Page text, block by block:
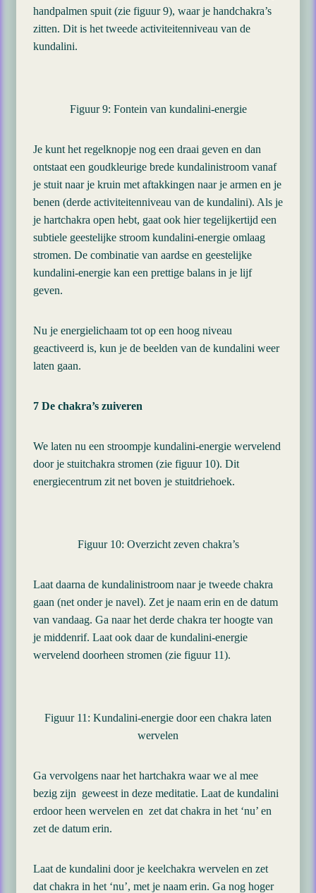
handpalmen spuit (zie figuur 9), waar je handchakra’s
zitten. Dit is het tweede activiteitenniveau van de
kundalini.
Figuur 9: Fontein van kundalini-energie
Je kunt het regelknopje nog een draai geven en dan
ontstaat een goudkleurige brede kundalinistroom vanaf
je stuit naar je kruin met aftakkingen naar je armen en je
benen (derde activiteitenniveau van de kundalini). Als je
je hartchakra open hebt, gaat ook hier tegelijkertijd een
subtiele geestelijke stroom kundalini-energie omlaag
stromen. De combinatie van aardse en geestelijke
kundalini-energie kan een prettige balans in je lijf
geven.
Nu je energielichaam tot op een hoog niveau
geactiveerd is, kun je de beelden van de kundalini weer
laten gaan.
7 De chakra’s zuiveren
We laten nu een stroompje kundalini-energie wervelend
door je stuitchakra stromen (zie figuur 10). Dit
energiecentrum zit net boven je stuitdriehoek.
Figuur 10: Overzicht zeven chakra’s
Laat daarna de kundalinistroom naar je tweede chakra
gaan (net onder je navel). Zet je naam erin en de datum
van vandaag. Ga naar het derde chakra ter hoogte van
je middenrif. Laat ook daar de kundalini-energie
wervelend doorheen stromen (zie figuur 11).
Figuur 11: Kundalini-energie door een chakra laten
wervelen
Ga vervolgens naar het hartchakra waar we al mee
bezig zijn geweest in deze meditatie. Laat de kundalini
erdoor heen wervelen en zet dat chakra in het ‘nu’ en
zet de datum erin.
Laat de kundalini door je keelchakra wervelen en zet
dat chakra in het ‘nu’, met je naam erin. Ga nog hoger